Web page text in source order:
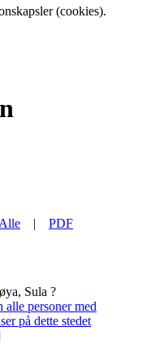
(cookies).
| PDF
Sula ?